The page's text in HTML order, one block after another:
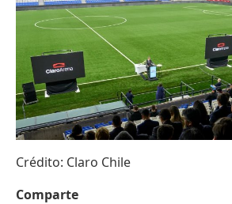
Crédito: Claro Chile
Comparte